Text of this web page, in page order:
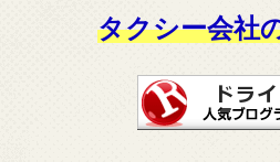
タクシー会社